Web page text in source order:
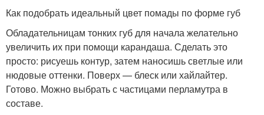
Как подобрать идеальный цвет помады по форме губ
Обладательницам тонких губ для начала желательно
увеличить их при помощи карандаша. Сделать это
просто: рисуешь контур, затем наносишь светлые или
нюдовые оттенки. Поверх — блеск или хайлайтер.
Готово. Можно выбрать с частицами перламутра в
составе.